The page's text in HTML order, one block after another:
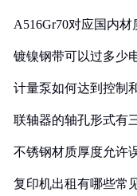
A516Gr70对应国内
镀镍钢带可以过多少
计量泵如何达到控制
联轴器的轴孔形式有
不锈钢材质厚度允许
复印机出租有哪些常